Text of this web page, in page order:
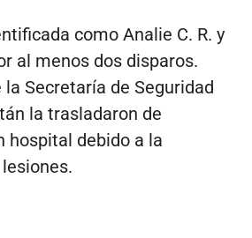
como Analie C. R. y
al menos dos disparos.
Secretaría de Seguridad
la trasladaron de
hospital debido a la